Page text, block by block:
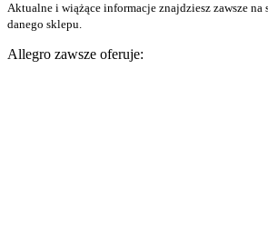
Aktualne i wiążące informacje znajdziesz zawsze na
danego sklepu.
Allegro zawsze oferuje: